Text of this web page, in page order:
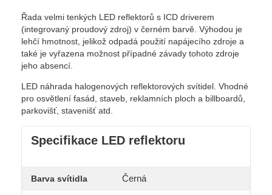
Řada velmi tenkých LED reflektorů s ICD driverem
(integrovaný proudový zdroj) v černém barvě. Výhodou je
lehčí hmotnost, jelikož odpadá použití napájecího zdroje a
také je vyřazena možnost případné závady tohoto zdroje
jeho absencí.
LED náhrada halogenových reflektorových svítidel. Vhodné
pro osvětlení fasád, staveb, reklamních ploch a billboardů,
parkovišť, stavenišť atd.
Specifikace LED reflektoru
Barva svítidla Černá